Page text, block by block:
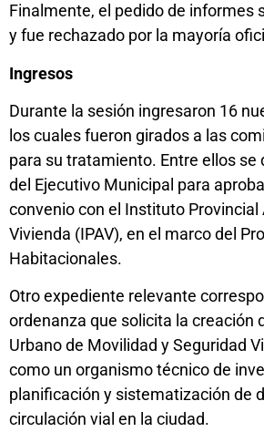
Finalmente, el pedido de informes
y fue rechazado por la mayoría
Ingresos
Durante la sesión ingresaron 16
los cuales fueron girados a las
para su tratamiento. Entre ellos se
del Ejecutivo Municipal para
convenio con el Instituto Provincial
Vivienda (IPAV), en el marco del
Habitacionales.
Otro expediente relevante
ordenanza que solicita la creación
Urbano de Movilidad y Seguridad
como un organismo técnico de
planificación y sistematización de
circulación vial en la ciudad.